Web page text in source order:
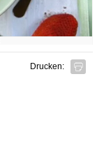
Drucken: